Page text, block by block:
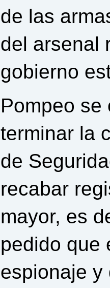
de las
del arsenal
gobierno
Pompeo
terminar la
de
recabar
mayor, es
pedido que
espionaje y